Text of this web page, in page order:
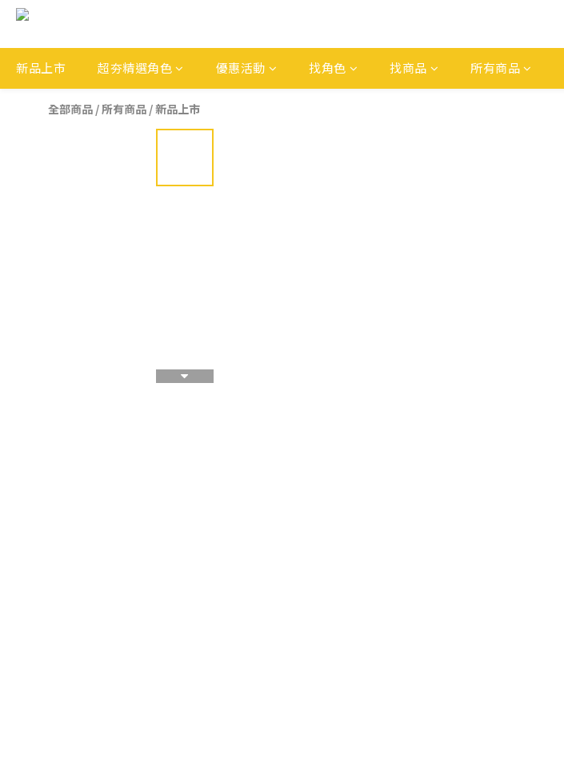
新品上市 超夯精選角色 優惠活動 找角色 找商品 所有商品
全部商品 /所有商品 /新品上市